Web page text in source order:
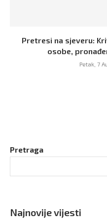
Pretresi na sjeveru:
osobe,
Petak, 7
Pretraga
Najnovije vijesti